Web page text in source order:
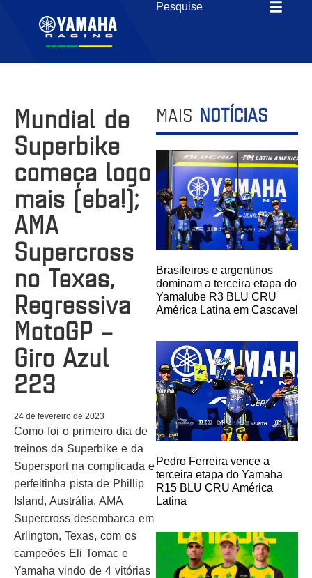
Mundial de
Superbike
começa logo
mais (eba!);
AMA
Supercross
no Texas,
Regressiva
MotoGP –
Giro Azul
223
24 de fevereiro de 2023
Como foi o primeiro dia de
treinos da Superbike e da
Supersport na complicada e
perfeitinha pista de Phillip
Island, Austrália. AMA
Supercross desembarca em
Arlington, Texas, com os
campeões Eli Tomac e
Yamaha vindo de 4 vitórias
MAIS NOTÍCIAS
Brasileiros e argentinos
dominam a terceira etapa do
Yamalube R3 BLU CRU
América Latina em Cascavel
Pedro Ferreira vence a
terceira etapa do Yamaha
R15 BLU CRU América
Latina